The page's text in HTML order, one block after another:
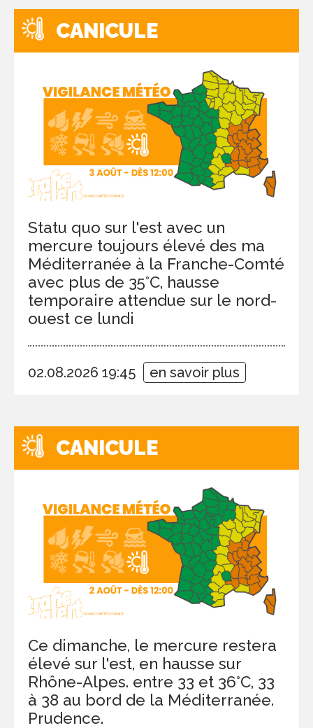
CANICULE
Statu quo sur l'est avec un
mercure toujours élevé des ma
Méditerranée à la Franche-Comté
avec plus de 35°C, hausse
temporaire attendue sur le nord-
ouest ce lundi
02.08.2026 19:45 en savoir plus
CANICULE
Ce dimanche, le mercure restera
élevé sur l'est, en hausse sur
Rhône-Alpes. entre 33 et 36°C, 33
à 38 au bord de la Méditerranée.
Prudence.